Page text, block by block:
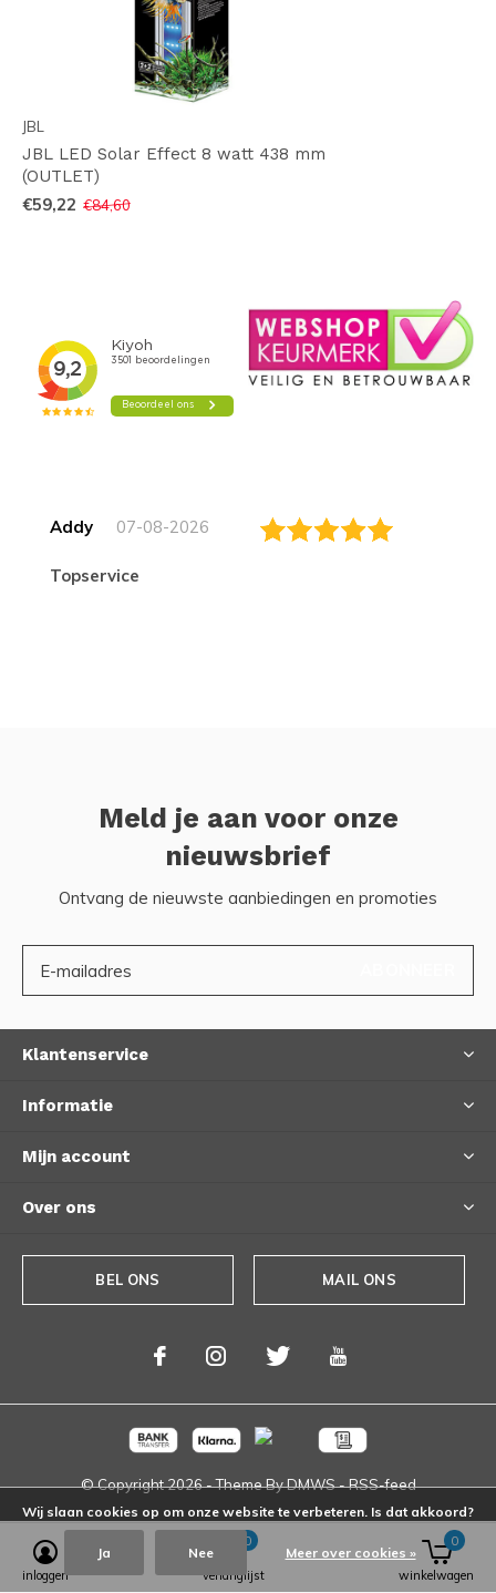
JBL
JBL LED Solar Effect 8 watt 438 mm
(OUTLET)
€59,22 €84,60
Addy 07-08-2026
topservice
Meld je aan voor onze
nieuwsbrief
Ontvang de nieuwste aanbiedingen en promoties
Klantenservice
Informatie
Mijn account
Over ons
BEL ONS MAIL ONS
© Copyright2026- Theme ByDMWS-RSS-feed
inloggen verlanglijst
0
winkelwagen
0
Wij slaan cookies op om onze website te verbeteren. Is dat akkoord?
Ja Nee Meer over cookies »